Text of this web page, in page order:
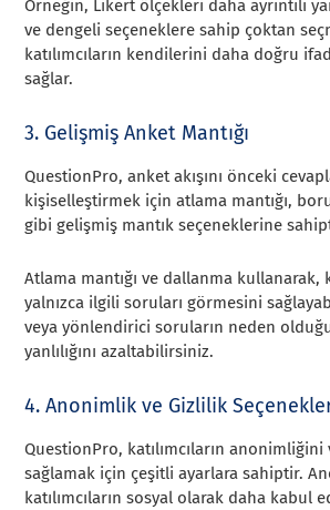
Örneğin, Likert ölçekleri daha ayrıntılı
ve dengeli seçeneklere sahip çoktan
katılımcıların kendilerini daha doğru
sağlar.
3. Gelişmiş Anket Mantığı
QuestionPro, anket akışını önceki
kişiselleştirmek için atlama mantığı,
gibi gelişmiş mantık seçeneklerine
Atlama mantığı ve dallanma kullanarak,
yalnızca ilgili soruları görmesini
veya yönlendirici soruların neden
yanlılığını azaltabilirsiniz.
4. Anonimlik ve Gizlilik
QuestionPro, katılımcıların
sağlamak için çeşitli ayarlara sahiptir.
katılımcıların sosyal olarak daha kabul